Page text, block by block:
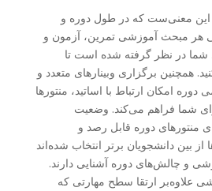
معنی‌ست که در طول دوره و
هر مبحث آموزشی تمرین‌، آزمون و
شما در نظر گرفته شده است تا
همچنین برگزاری وبینارهای متعدد و
امکان ارتباط با اساتید، منتورها
شما فراهم می‌کند. وضعیت
منتورهای دوره قابل رصد و
از بین دانشجویان برتر انتخاب شده‌اند
و چالش‌های دوره آشنایی دارند.
علاوه‌بر ارتقا سطح مهارتی که